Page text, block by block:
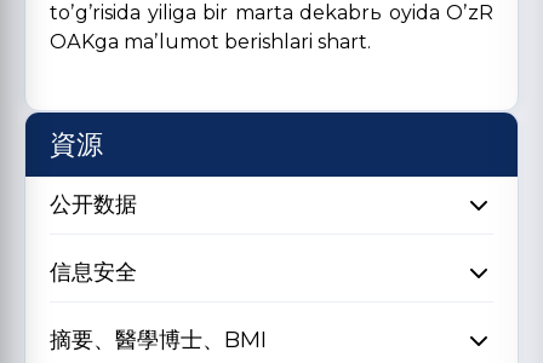
toʼgʼrisida yiliga bir marta dekabrь oyida OʼzR
OАKga maʼlumot berishlari shart.
資源
公开数据
信息安全
摘要、醫學博士、BMI